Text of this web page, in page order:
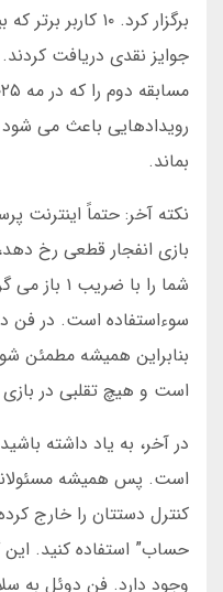
برگزار کرد. ۱۰
جوایز نقدی دریافت
رویدادهایی باعث می شود
بماند.
نکته آخر: حتماً اینترنت
بازی انفجار قطعی رخ
شما را با
سوءاستفاده است. در فن
بنابراین همیشه مطمئن
است و هیچ تقلبی در بازی
در آخر، به یاد داشته
است. پس همیشه
کنترل دستتان را خارج
حساب” استفاده کنید.
وجود دارد. فن دوئل به